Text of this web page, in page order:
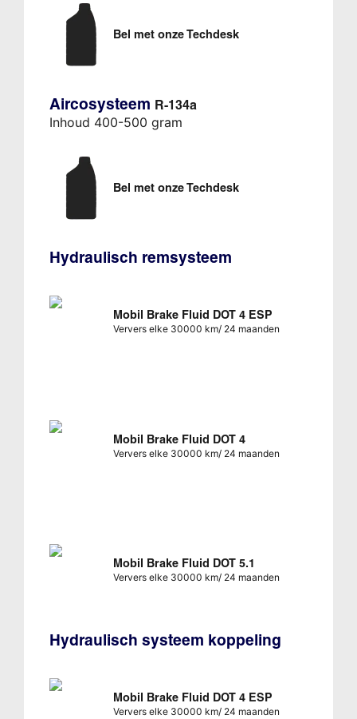
Bel met onze Techdesk
Aircosysteem R-134a
Inhoud 400-500 gram
Bel met onze Techdesk
Hydraulisch remsysteem
Mobil Brake Fluid DOT 4 ESP
Ververs elke 30000 km/ 24 maanden
Mobil Brake Fluid DOT 4
Ververs elke 30000 km/ 24 maanden
Mobil Brake Fluid DOT 5.1
Ververs elke 30000 km/ 24 maanden
Hydraulisch systeem koppeling
Mobil Brake Fluid DOT 4 ESP
Ververs elke 30000 km/ 24 maanden